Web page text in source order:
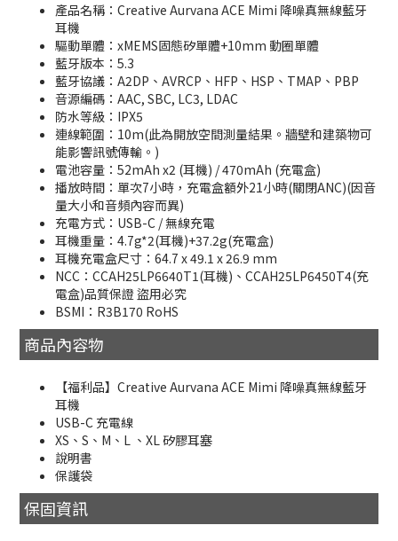
產品名稱：Creative Aurvana ACE Mimi 降噪真無線藍牙
耳機
驅動單體：xMEMS固態矽單體+10mm 動圈單體
藍牙版本：5.3
藍牙協議：A2DP、AVRCP、HFP、HSP、TMAP、PBP
音源編碼：AAC, SBC, LC3, LDAC
防水等級：IPX5
連線範圍：10m(此為開放空間測量結果。牆壁和建築物可
能影響訊號傳輸。)
電池容量：52mAh x2 (耳機) / 470mAh (充電盒)
播放時間：單次7小時，充電盒額外21小時(關閉ANC)(因音
量大小和音頻內容而異)
充電方式：USB-C / 無線充電
耳機重量：4.7g*2(耳機)+37.2g(充電盒)
耳機充電盒尺寸：64.7 x 49.1 x 26.9 mm
NCC：CCAH25LP6640T1(耳機)、CCAH25LP6450T4(充
電盒)品質保證 盜用必究
BSMI：R3B170 RoHS
商品內容物
【福利品】Creative Aurvana ACE Mimi 降噪真無線藍牙
耳機
USB-C 充電線
XS、S、M、L 、XL 矽膠耳塞
說明書
保護袋
保固資訊